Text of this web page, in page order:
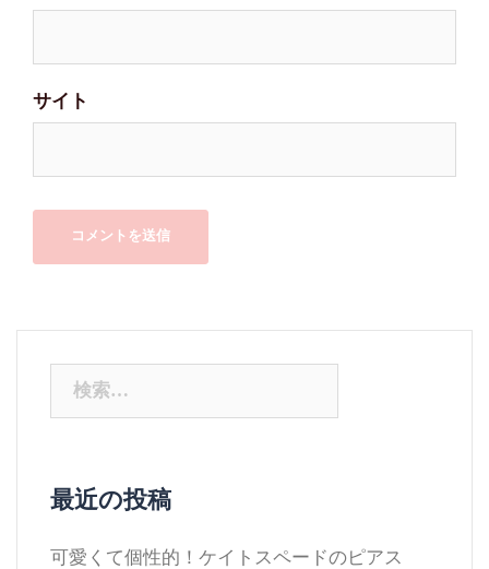
サイト
最近の投稿
可愛くて個性的！ケイトスペードのピアス